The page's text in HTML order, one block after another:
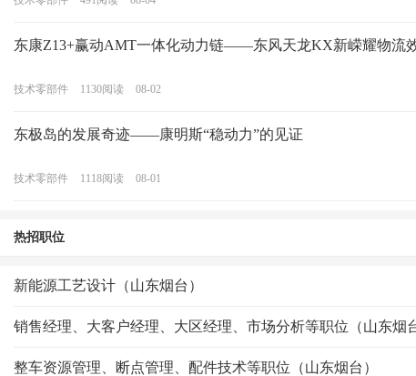
东康Z13+赢动AMT一体化动力链——东风天龙KX新嵘耀物流
技术零部件 1130阅读 08-02
东极岛的发展奇迹——康明斯“稳动力”的见证
技术零部件 1118阅读 08-01
热招职位
新能源工艺设计（山东烟台）
销售经理、大客户经理、大区经理、市场分析等职位（山东烟
整车资源管理、断点管理、配件技术等职位（山东烟台）